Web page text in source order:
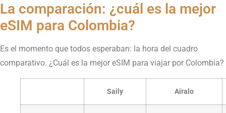
La comparación: ¿cuál es la mejor
eSIM para Colombia?
Es el momento que todos esperaban: la hora del cuadro
comparativo. ¿Cuál es la mejor eSIM para viajar por Colombia?
Saily Airalo